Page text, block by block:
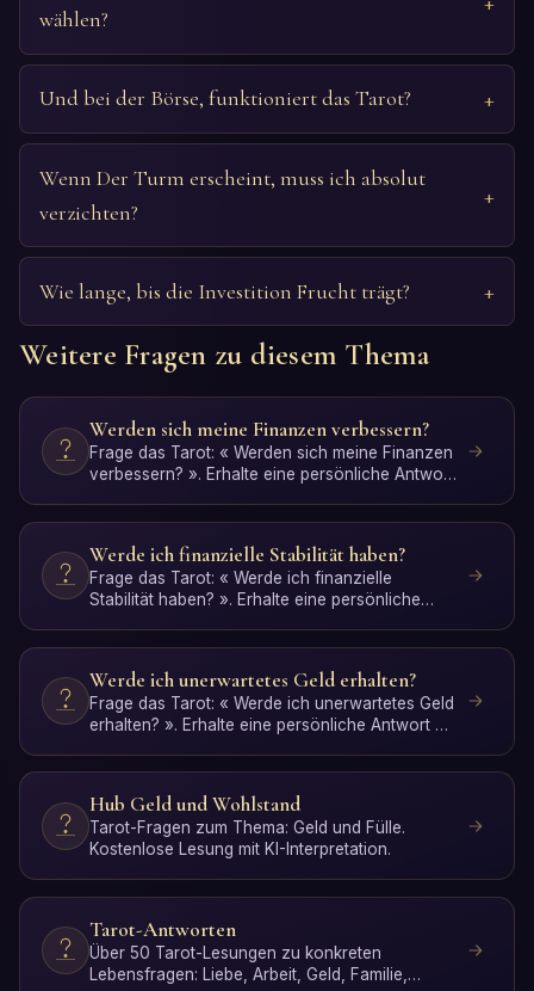
wählen?
Und bei der Börse, funktioniert das Tarot?
Wenn Der Turm erscheint, muss ich absolut
verzichten?
Wie lange, bis die Investition Frucht trägt?
Weitere Fragen zu diesem Thema
Werden sich meine Finanzen verbessern?
Frage das Tarot: « Werden sich meine Finanzen
verbessern? ». Erhalte eine persönliche Antwort
Werde ich finanzielle Stabilität haben?
Frage das Tarot: « Werde ich finanzielle
Stabilität haben? ». Erhalte eine persönliche
Werde ich unerwartetes Geld erhalten?
Frage das Tarot: « Werde ich unerwartetes Geld
erhalten? ». Erhalte eine persönliche Antwort mit
Hub Geld und Wohlstand
Tarot-Fragen zum Thema: Geld und Fülle.
Kostenlose Lesung mit KI-Interpretation.
Tarot-Antworten
Über 50 Tarot-Lesungen zu konkreten
Lebensfragen: Liebe, Arbeit, Geld, Familie,